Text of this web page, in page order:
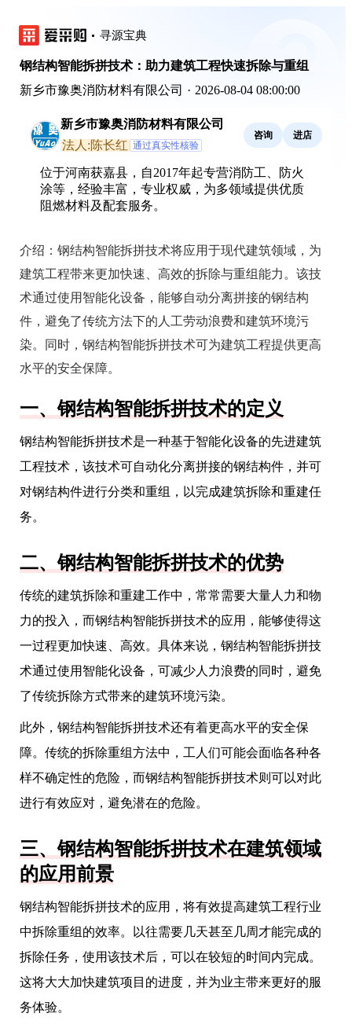
寻源宝典
钢结构智能拆拼技术：助力建筑工程快速拆除与重组
新乡市豫奥消防材料有限公司 · 2026-08-04 08:00:00
新乡市豫奥消防材料有限公司
法人:陈长红 通过真实性核验
咨询 进店
位于河南获嘉县，自2017年起专营消防工、防火
涂等，经验丰富，专业权威，为多领域提供优质
阻燃材料及配套服务。
介绍： 钢结构智能拆拼技术将应用于现代建筑领域，为
建筑工程带来更加快速、高效的拆除与重组能力。该技
术通过使用智能化设备，能够自动分离拼接的钢结构
件，避免了传统方法下的人工劳动浪费和建筑环境污
染。同时，钢结构智能拆拼技术可为建筑工程提供更高
水平的安全保障。
一、钢结构智能拆拼技术的定义
钢结构智能拆拼技术是一种基于智能化设备的先进建筑
工程技术，该技术可自动化分离拼接的钢结构件，并可
对钢结构件进行分类和重组，以完成建筑拆除和重建任
务。
二、钢结构智能拆拼技术的优势
传统的建筑拆除和重建工作中，常常需要大量人力和物
力的投入，而钢结构智能拆拼技术的应用，能够使得这
一过程更加快速、高效。具体来说，钢结构智能拆拼技
术通过使用智能化设备，可减少人力浪费的同时，避免
了传统拆除方式带来的建筑环境污染。
此外，钢结构智能拆拼技术还有着更高水平的安全保
障。传统的拆除重组方法中，工人们可能会面临各种各
样不确定性的危险，而钢结构智能拆拼技术则可以对此
进行有效应对，避免潜在的危险。
三、钢结构智能拆拼技术在建筑领域
的应用前景
钢结构智能拆拼技术的应用，将有效提高建筑工程行业
中拆除重组的效率。以往需要几天甚至几周才能完成的
拆除任务，使用该技术后，可以在较短的时间内完成。
这将大大加快建筑项目的进度，并为业主带来更好的服
务体验。